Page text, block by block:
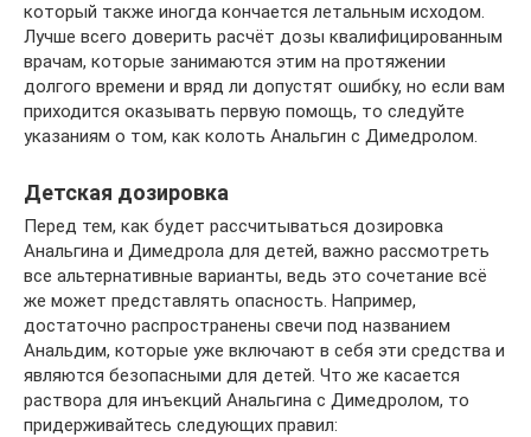
который также иногда кончается летальным исходом.
Лучше всего доверить расчёт дозы квалифицированным
врачам, которые занимаются этим на протяжении
долгого времени и вряд ли допустят ошибку, но если вам
приходится оказывать первую помощь, то следуйте
указаниям о том, как колоть Анальгин с Димедролом.
Детская дозировка
Перед тем, как будет рассчитываться дозировка
Анальгина и Димедрола для детей, важно рассмотреть
все альтернативные варианты, ведь это сочетание всё
же может представлять опасность. Например,
достаточно распространены свечи под названием
Анальдим, которые уже включают в себя эти средства и
являются безопасными для детей. Что же касается
раствора для инъекций Анальгина с Димедролом, то
придерживайтесь следующих правил: